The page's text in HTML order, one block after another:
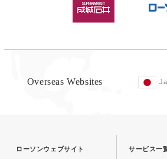
Overseas Websites
ローソンウェブサイト サービス一